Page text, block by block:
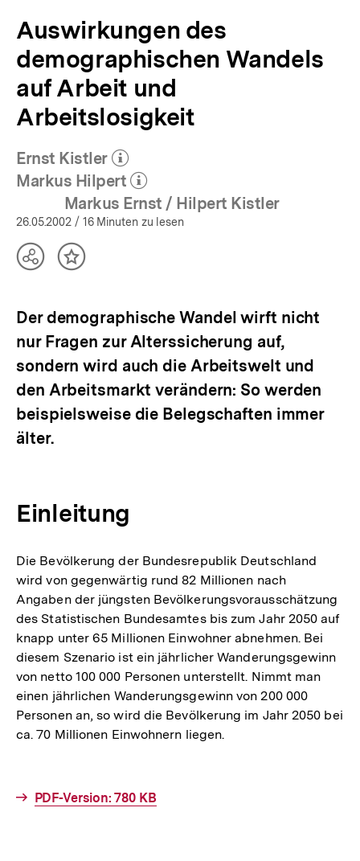
Auswirkungen des
demographischen Wandels
auf Arbeit und
Arbeitslosigkeit
Ernst Kistler
(Mehr zum Autor)
öffnen
Markus Hilpert
(Mehr zum Autor)
öffnen
Markus Ernst / Hilpert Kistler
26.05.2002 / 16 Minuten zu lesen
TeilenInhalt
Der demographische Wandel wirft nicht
nur Fragen zur Alterssicherung auf,
sondern wird auch die Arbeitswelt und
den Arbeitsmarkt verändern: So werden
beispielsweise die Belegschaften immer
älter.
Einleitung
Die Bevölkerung der Bundesrepublik Deutschland
wird von gegenwärtig rund 82 Millionen nach
Angaben der jüngsten Bevölkerungsvorausschätzung
des Statistischen Bundesamtes bis zum Jahr 2050 auf
knapp unter 65 Millionen Einwohner abnehmen. Bei
diesem Szenario ist ein jährlicher Wanderungsgewinn
von netto 100 000 Personen unterstellt. Nimmt man
einen jährlichen Wanderungsgewinn von 200 000
Personen an, so wird die Bevölkerung im Jahr 2050 bei
ca. 70 Millionen Einwohnern liegen.
Interner
PDF-Version: 780 KB